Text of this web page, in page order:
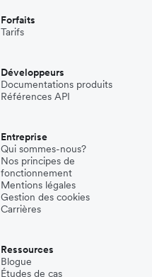
Forfaits
Tarifs
Développeurs
Documentations produits
Références API
Entreprise
Qui sommes-nous?
Nos principes de
fonctionnement
Mentions légales
Gestion des cookies
Carrières
Ressources
Blogue
Études de cas